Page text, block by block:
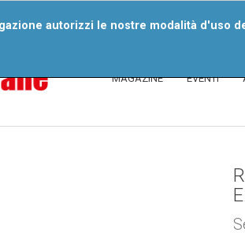
autorizzi le nostre modalità d'uso
MAGAZINE EVENTI